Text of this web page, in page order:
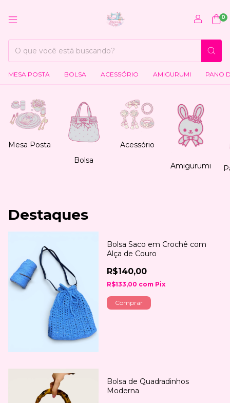
0
MESA POSTA BOLSA ACESSÓRIO AMIGURUMI PANO
Mesa Posta
Bolsa
Acessório
Amigurumi
Destaques
Bolsa Saco em Crochê com
Alça de Couro
R$140,00
R$133,00 com Pix
Comprar
Bolsa de Quadradinhos
Moderna